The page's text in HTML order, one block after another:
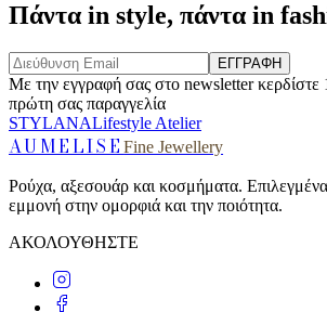
Πάντα in style, πάντα in
ΕΓΓΡΑΦΗ
Με την εγγραφή σας στο newsletter
πρώτη σας παραγγελία
STYLANALifestyle Atelier
AUMELISEFine Jewellery
Ρούχα, αξεσουάρ και κοσμήματα.
εμμονή στην ομορφιά και την ποιότητα.
ΑΚΟΛΟΥΘΗΣΤΕ